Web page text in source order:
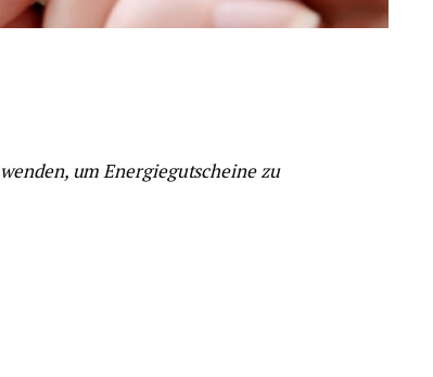
um Energiegutscheine zu